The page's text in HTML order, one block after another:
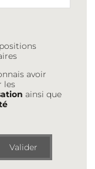
avoir
les
ainsi que
Valider